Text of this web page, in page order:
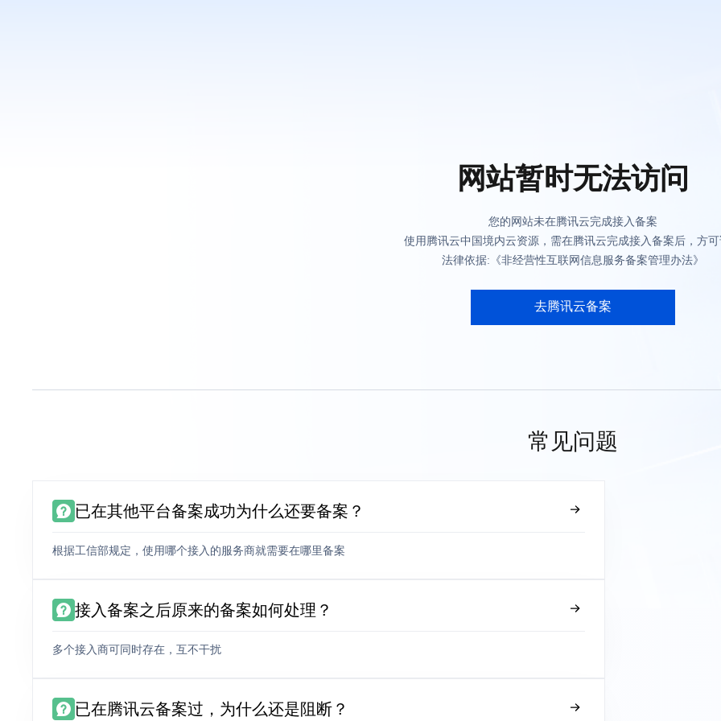
网站暂时无法访问
您的网站未在腾讯云完成接入备案
使用腾讯云中国境内云资源，需在腾讯云完成接入备案后，方
法律依据:《非经营性互联网信息服务备案管理办法》
去腾讯云备案
常见问题
已在其他平台备案成功为什么还要备案？
根据工信部规定，使用哪个接入的服务商就需要在哪里备案
接入备案之后原来的备案如何处理？
多个接入商可同时存在，互不干扰
已在腾讯云备案过，为什么还是阻断？